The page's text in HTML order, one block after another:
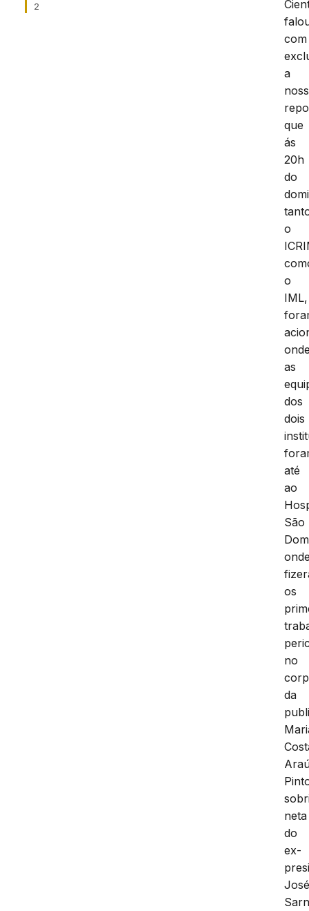
2
com
a
que
ás
20h
do
o
o
IML,
as
dos
dois
até
ao
São
os
no
da
neta
do
ex-